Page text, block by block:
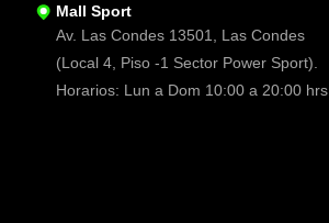
Mall Sport
Av. Las Condes 13501, Las Condes
(Local 4, Piso -1 Sector Power Sport).
Horarios: Lun a Dom 10:00 a 20:00 hrs.